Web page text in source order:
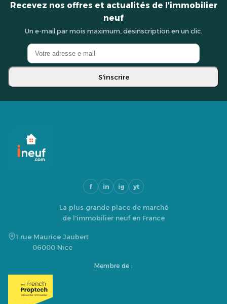
Recevez nos offres et actualités de l'immobilier
neuf
Un e-mail par mois maximum, désinscription en un clic.
S'inscrire
f in ig yt
La plus grande place de marché
de l'immobilier neuf en France
1 rue Maurice Jaubert
06000 Nice
Membre de :